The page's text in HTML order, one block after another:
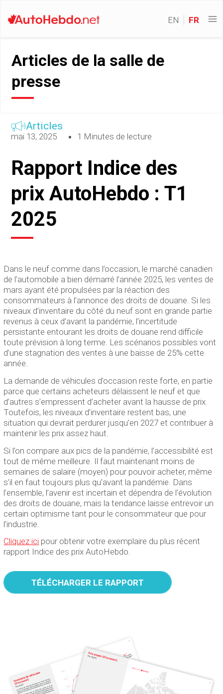
EN FR
Articles de la salle de
presse
Articles
mai 13, 2025 1 Minutes de lecture
Rapport Indice des
prix AutoHebdo : T1
2025
Dans le neuf comme dans l’occasion, le marché canadien
de l’automobile a bien démarré l’année 2025, les ventes de
mars ayant été propulsées par la réaction des
consommateurs à l’annonce des droits de douane. Si les
niveaux d’inventaire du côté du neuf sont en grande partie
revenus à ceux d’avant la pandémie, l’incertitude
persistante entourant les droits de douane rend difficile
toute prévision à long terme. Les scénarios possibles vont
d’une stagnation des ventes à une baisse de 25% cette
année.
La demande de véhicules d’occasion reste forte, en partie
parce que certains acheteurs délaissent le neuf et que
d’autres s’empressent d’acheter avant la hausse de prix.
Toutefois, les niveaux d’inventaire restent bas, une
situation qui devrait perdurer jusqu’en 2027 et contribuer à
maintenir les prix assez haut.
Si l’on compare aux pics de la pandémie, l’accessibilité est
tout de même meilleure. Il faut maintenant moins de
semaines de salaire (moyen) pour pouvoir acheter, même
s’il en faut toujours plus qu’avant la pandémie. Dans
l’ensemble, l’avenir est incertain et dépendra de l’évolution
des droits de douane, mais la tendance laisse entrevoir un
certain optimisme tant pour le consommateur que pour
l’industrie.
Cliquez ici pour obtenir votre exemplaire du plus récent
rapport Indice des prix AutoHebdo.
TÉLÉCHARGER LE RAPPORT